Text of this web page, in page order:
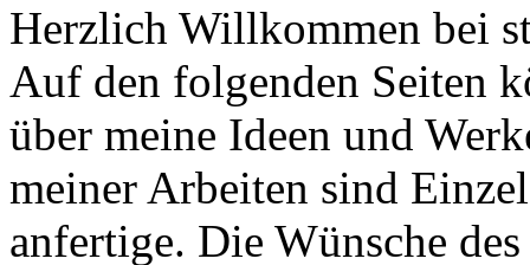
Herzlich Willkommen bei
Auf den folgenden Seiten
über meine Ideen und
meiner Arbeiten sind
anfertige. Die Wünsche